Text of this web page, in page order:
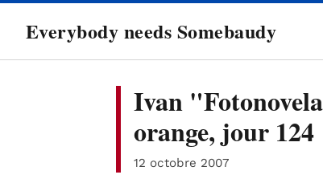
Everybody needs Somebaudy
Ivan
orange, jour 124
12 octobre 2007